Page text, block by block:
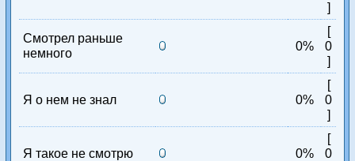
]
Смотрел раньше
немного
0%
[
0
]
Я о нем не знал 0%
[
0
]
Я такое не смотрю 0%
[
0